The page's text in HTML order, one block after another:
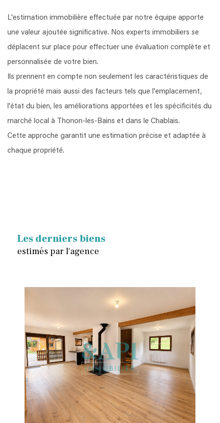
L'estimation immobilière effectuée par notre équipe apporte
une valeur ajoutée significative. Nos experts immobiliers se
déplacent sur place pour effectuer une évaluation complète et
personnalisée de votre bien.
Ils prennent en compte non seulement les caractéristiques de
la propriété mais aussi des facteurs tels que l'emplacement,
l'état du bien, les améliorations apportées et les spécificités du
marché local à Thonon-les-Bains et dans le Chablais.
Cette approche garantit une estimation précise et adaptée à
chaque propriété.
Les derniers biens
estimés par l'agence